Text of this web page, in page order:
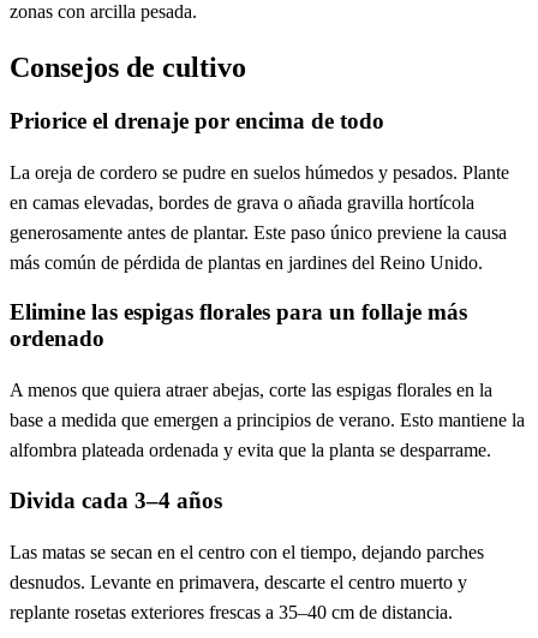
zonas con arcilla pesada.
Consejos de cultivo
Priorice el drenaje por encima de todo
La oreja de cordero se pudre en suelos húmedos y pesados. Plante
en camas elevadas, bordes de grava o añada gravilla hortícola
generosamente antes de plantar. Este paso único previene la causa
más común de pérdida de plantas en jardines del Reino Unido.
Elimine las espigas florales para un follaje más
ordenado
A menos que quiera atraer abejas, corte las espigas florales en la
base a medida que emergen a principios de verano. Esto mantiene la
alfombra plateada ordenada y evita que la planta se desparrame.
Divida cada 3–4 años
Las matas se secan en el centro con el tiempo, dejando parches
desnudos. Levante en primavera, descarte el centro muerto y
replante rosetas exteriores frescas a 35–40 cm de distancia.